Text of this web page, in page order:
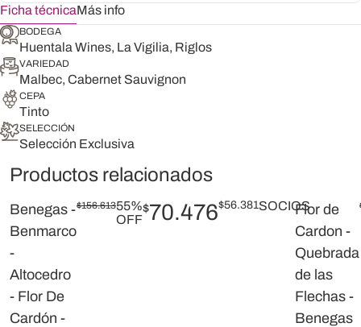
Ficha técnicaMás info
BODEGA
Huentala Wines, La Vigilia, Riglos
VARIEDAD
Malbec, Cabernet Sauvignon
CEPA
Tinto
SELECCIÓN
Selección Exclusiva
Productos relacionados
Benegas -
Benmarco
-
Altocedro
- Flor De
Cardón -
$156.61355%
OFF
$70.476$56.381SOCIOSFlor de
Cardon -
Quebrada
de las
Flechas -
Benegas